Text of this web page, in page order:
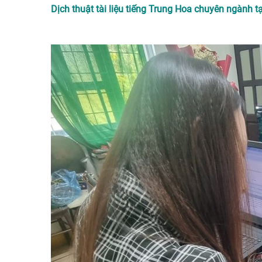
Dịch thuật tài liệu tiếng Trung Hoa chuyên ngành